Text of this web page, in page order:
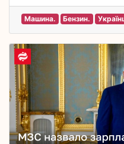
Машина. Бензин.